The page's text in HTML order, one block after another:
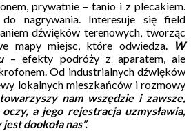
prywatnie – tanio i z plecakiem.
nagrywania. Interesuje się field
dźwięków terenowych, tworząc
mapy miejsc, które odwiedza.
W
– efekty podróży z aparatem, ale
Od industrialnych dźwięków
lokalnych mieszkańców i rozmowy
nam wszędzie i zawsze,
a jego rejestracja uzmysławia,
dookoła nas”.